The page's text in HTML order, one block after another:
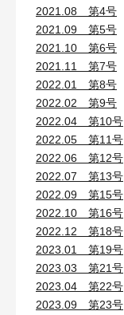
2021.08 第4号
2021.09 第5号
2021.10 第6号
2021.11 第7号
2022.01 第8号
2022.02 第9号
2022.04 第10号
2022.05 第11号
2022.06 第12号
2022.07 第13号
2022.09 第15号
2022.10 第16号
2022.12 第18号
2023.01 第19号
2023.03 第21号
2023.04 第22号
2023.09 第23号